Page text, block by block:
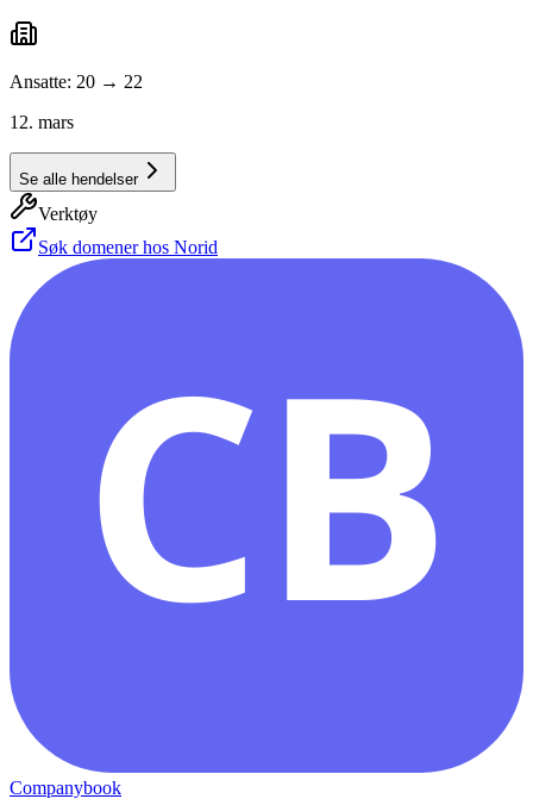
Ansatte: 20 → 22
12. mars
Se alle hendelser
Verktøy
Søk domener hos Norid
CB
Companybook